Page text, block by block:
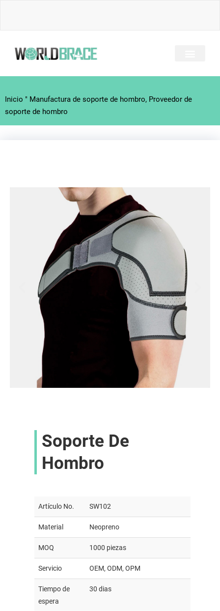
Inicio " Manufactura de soporte de hombro, Proveedor de
soporte de hombro
Soporte De
Hombro
Artículo No. SW102
Material Neopreno
MOQ 1000 piezas
Servicio OEM, ODM, OPM
Tiempo de
espera
30 dias